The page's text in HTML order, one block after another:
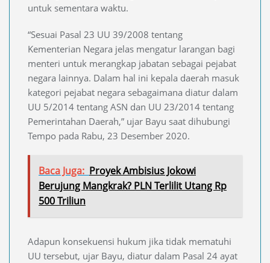
untuk sementara waktu.
“Sesuai Pasal 23 UU 39/2008 tentang
Kementerian Negara jelas mengatur larangan bagi
menteri untuk merangkap jabatan sebagai pejabat
negara lainnya. Dalam hal ini kepala daerah masuk
kategori pejabat negara sebagaimana diatur dalam
UU 5/2014 tentang ASN dan UU 23/2014 tentang
Pemerintahan Daerah,” ujar Bayu saat dihubungi
Tempo pada Rabu, 23 Desember 2020.
Baca Juga: Proyek Ambisius Jokowi
Berujung Mangkrak? PLN Terlilit Utang Rp
500 Triliun
Adapun konsekuensi hukum jika tidak mematuhi
UU tersebut, ujar Bayu, diatur dalam Pasal 24 ayat